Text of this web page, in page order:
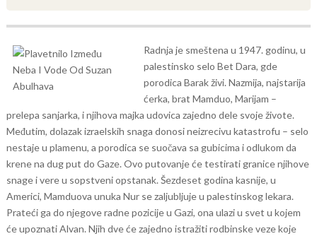
Radnja je smeštena u 1947. godinu, u
palestinsko selo Bet Dara, gde
porodica Barak živi. Nazmija, najstarija
ćerka, brat Mamduo, Marijam –
prelepa sanjarka, i njihova majka udovica zajedno dele svoje živote.
Međutim, dolazak izraelskih snaga donosi neizrecivu katastrofu – selo
nestaje u plamenu, a porodica se suočava sa gubicima i odlukom da
krene na dug put do Gaze. Ovo putovanje će testirati granice njihove
snage i vere u sopstveni opstanak. Šezdeset godina kasnije, u
Americi, Mamduova unuka Nur se zaljubljuje u palestinskog lekara.
Prateći ga do njegove radne pozicije u Gazi, ona ulazi u svet u kojem
će upoznati Alvan. Njih dve će zajedno istražiti rodbinske veze koje